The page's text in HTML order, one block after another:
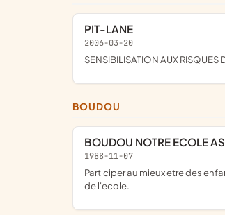
PIT-LANE
2006-03-20
SENSIBILISATION AUX
BOUDOU
BOUDOU NOTRE ECOLE
1988-11-07
Participer au mieux etre des enfants de l'ecole : ecole, garderie,cantine, installations ludiques, sorties... gerer les fonds des- tines a financer l'etude et a completer l'equipement
de l'ecole.